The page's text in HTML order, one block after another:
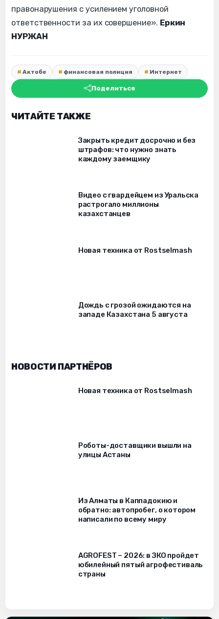
правонарушения с усилением уголовной
ответственности за их совершение». Еркин
НУРЖАН
Актобе финансовая полиция Интернет
Поделиться
ЧИТАЙТЕ ТАКЖЕ
Закрыть кредит досрочно и без
штрафов: что нужно знать
каждому заемщику
Видео с гвардейцем из Уральска
растрогало миллионы
казахстанцев
Новая техника от Rostselmash
Дождь с грозой ожидаются на
западе Казахстана 5 августа
НОВОСТИ ПАРТНЁРОВ
Новая техника от Rostselmash
Роботы-доставщики вышли на
улицы Астаны
Из Алматы в Каппадокию и
обратно: автопробег, о котором
написали по всему миру
AGROFEST – 2026: в ЗКО пройдет
юбилейный пятый агрофестиваль
страны